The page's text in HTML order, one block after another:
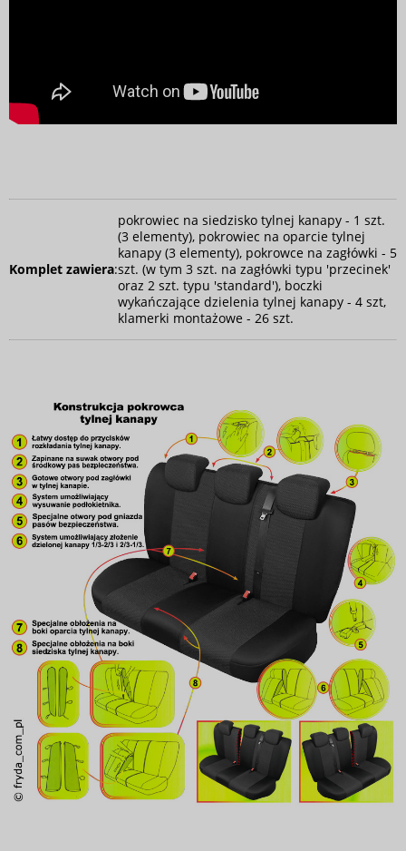
Komplet zawiera:
pokrowiec na siedzisko tylnej kanapy - 1 szt.
(3 elementy), pokrowiec na oparcie tylnej
kanapy (3 elementy), pokrowce na zagłówki - 5
szt. (w tym 3 szt. na zagłówki typu 'przecinek'
oraz 2 szt. typu 'standard'), boczki
wykańczające dzielenia tylnej kanapy - 4 szt,
klamerki montażowe - 26 szt.